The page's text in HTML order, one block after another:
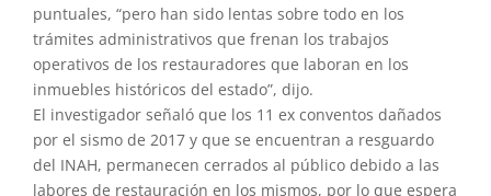
puntuales, “pero han sido lentas sobre todo en los
trámites administrativos que frenan los trabajos
operativos de los restauradores que laboran en los
inmuebles históricos del estado”, dijo.
El investigador señaló que los 11 ex conventos dañados
por el sismo de 2017 y que se encuentran a resguardo
del INAH, permanecen cerrados al público debido a las
labores de restauración en los mismos, por lo que espera